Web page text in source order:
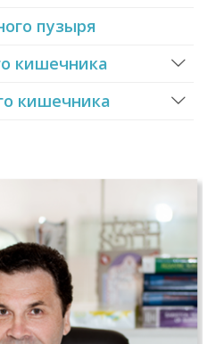
пузыря
кишечника
кишечника